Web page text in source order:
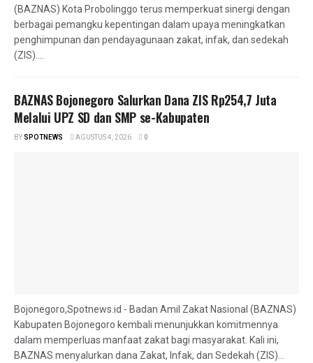
(BAZNAS) Kota Probolinggo terus memperkuat sinergi dengan
berbagai pemangku kepentingan dalam upaya meningkatkan
penghimpunan dan pendayagunaan zakat, infak, dan sedekah
(ZIS)....
BAZNAS Bojonegoro Salurkan Dana ZIS Rp254,7 Juta
Melalui UPZ SD dan SMP se-Kabupaten
BYSPOTNEWS AGUSTUS 4, 2026 0
Bojonegoro,Spotnews.id - Badan Amil Zakat Nasional (BAZNAS)
Kabupaten Bojonegoro kembali menunjukkan komitmennya
dalam memperluas manfaat zakat bagi masyarakat. Kali ini,
BAZNAS menyalurkan dana Zakat, Infak, dan Sedekah (ZIS)...